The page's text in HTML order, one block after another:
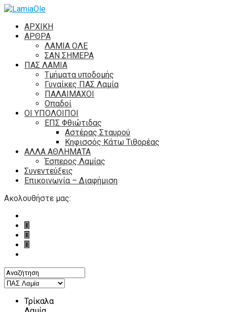
ΑΡΧΙΚΗ
ΑΡΘΡΑ
ΛΑΜΙΑ ΟΛΕ
ΣΑΝ ΣΗΜΕΡΑ
ΠΑΣ ΛΑΜΙΑ
Τμήματα υποδομής
Γυναίκες ΠΑΣ Λαμία
ΠΑΛΑΙΜΑΧΟΙ
Οπαδοί
ΟΙ ΥΠΟΛΟΙΠΟΙ
ΕΠΣ Φθιώτιδας
Αστέρας Σταυρού
Κηφισσός Κάτω Τιθορέας
ΑΛΛΑ ΑΘΛΗΜΑΤΑ
Έσπερος Λαμίας
Συνεντεύξεις
Επικοινωνία – Διαφήμιση
Ακολουθήστε μας:
Τρίκαλα